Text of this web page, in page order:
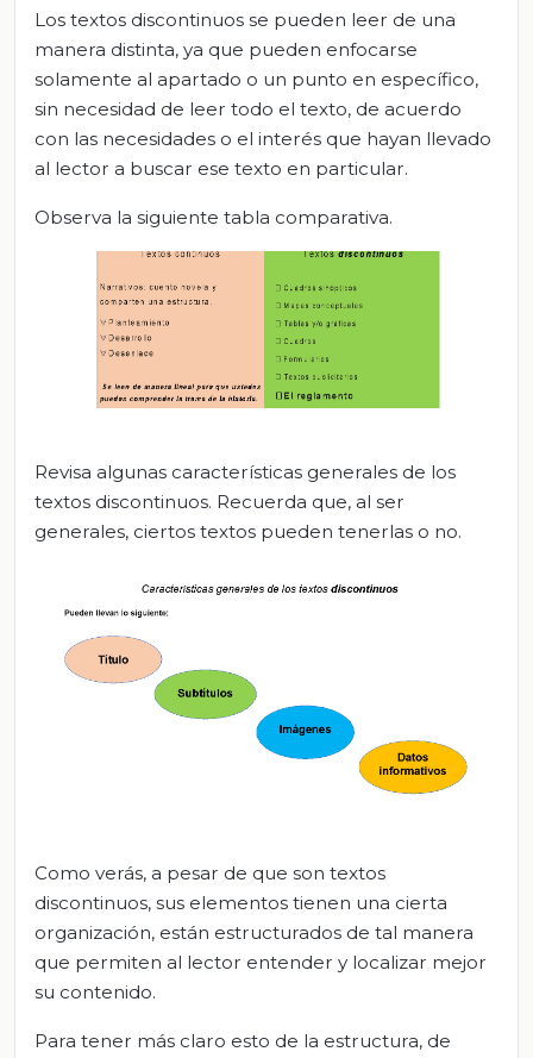
Los textos discontinuos se pueden leer de una
manera distinta, ya que pueden enfocarse
solamente al apartado o un punto en específico,
sin necesidad de leer todo el texto, de acuerdo
con las necesidades o el interés que hayan llevado
al lector a buscar ese texto en particular.
Observa la siguiente tabla comparativa.
Revisa algunas características generales de los
textos discontinuos. Recuerda que, al ser
generales, ciertos textos pueden tenerlas o no.
Como verás, a pesar de que son textos
discontinuos, sus elementos tienen una cierta
organización, están estructurados de tal manera
que permiten al lector entender y localizar mejor
su contenido.
Para tener más claro esto de la estructura, de